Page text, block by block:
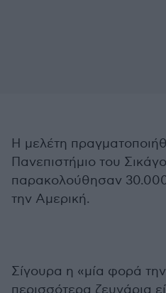
Η μελέτη
Πανεπιστήμιο του
παρακολούθησαν
την Αμερική.
Σίγουρα η «μία φορά
περισσότερα ζευγάρια